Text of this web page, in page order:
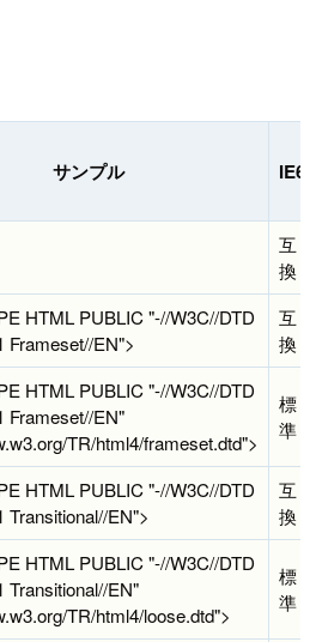
サンプル IE6
互
換
HTML PUBLIC "-//W3C//DTD
Frameset//EN">
互
換
HTML PUBLIC "-//W3C//DTD
Frameset//EN"
TR/html4/frameset.dtd">
標
準
HTML PUBLIC "-//W3C//DTD
Transitional//EN">
互
換
HTML PUBLIC "-//W3C//DTD
Transitional//EN"
TR/html4/loose.dtd">
標
準